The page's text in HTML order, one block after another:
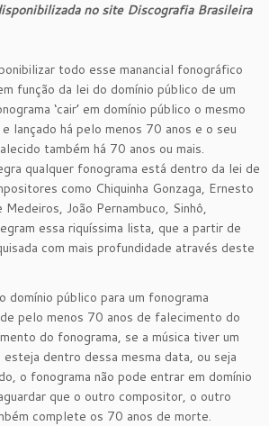
no site Discografia Brasileira
todo esse manancial fonográfico
função da lei do domínio público de um
‘cair’ em domínio público o mesmo
lançado há pelo menos 70 anos e o seu
também há 70 anos ou mais.
qualquer fonograma está dentro da lei de
como Chiquinha Gonzaga, Ernesto
João Pernambuco, Sinhô,
essa riquíssima lista, que a partir de
com mais profundidade através deste
domínio público para um fonograma
pelo menos 70 anos de falecimento do
do fonograma, se a música tiver um
esteja dentro dessa mesma data, ou seja
o fonograma não pode entrar em domínio
que o outro compositor, o outro
complete os 70 anos de morte.